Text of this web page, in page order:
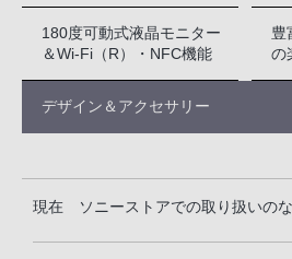
180度可動式液晶モニター
＆Wi-Fi（R）・NFC機能
豊
の
デザイン＆アクセサリー
現在 ソニーストアでの取り扱いの